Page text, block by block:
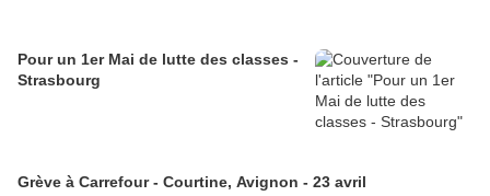
Pour un 1er Mai de lutte des classes -
Strasbourg
Grève à Carrefour - Courtine, Avignon - 23 avril